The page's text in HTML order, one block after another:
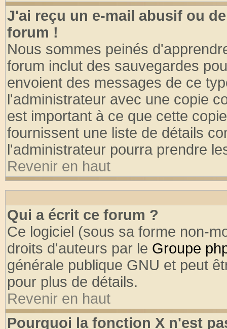
J'ai reçu un e-mail abusif ou
forum !
Nous sommes peinés
forum inclut des sauvegardes
envoient des messages de ce
l'administrateur avec une copie
est important à ce que cette
fournissent une liste de détails
l'administrateur pourra prendre
Revenir en haut
Qui a écrit ce forum ?
Ce logiciel (sous sa forme non-
droits d'auteurs par le Groupe
générale publique GNU et peut
pour plus de détails.
Revenir en haut
Pourquoi la fonction X n'est